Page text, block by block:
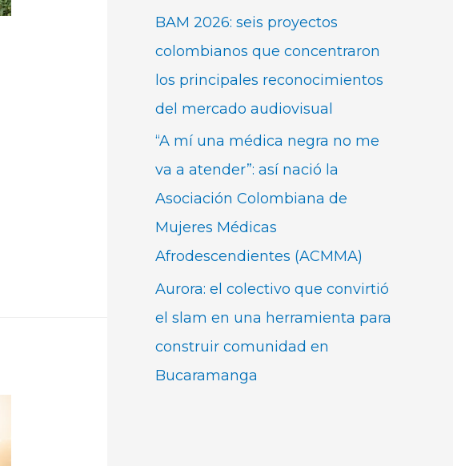
BAM 2026: seis proyectos
colombianos que concentraron
los principales reconocimientos
del mercado audiovisual
“A mí una médica negra no me
va a atender”: así nació la
Asociación Colombiana de
Mujeres Médicas
Afrodescendientes (ACMMA)
Aurora: el colectivo que convirtió
el slam en una herramienta para
construir comunidad en
Bucaramanga